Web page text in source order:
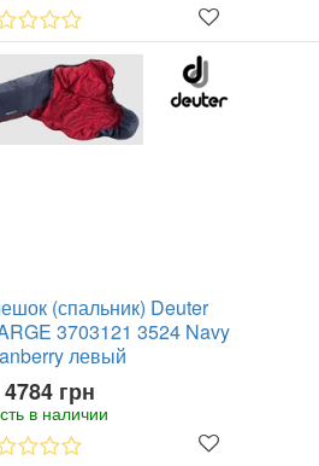
(спальник) Deuter
3703121 3524 Navy
левый
4784 грн
в наличии